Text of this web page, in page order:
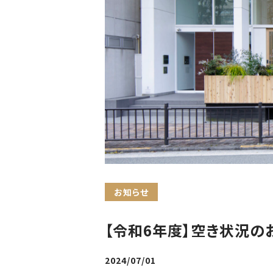
お知らせ
【令和6年度】空き状況の
2024/07/01